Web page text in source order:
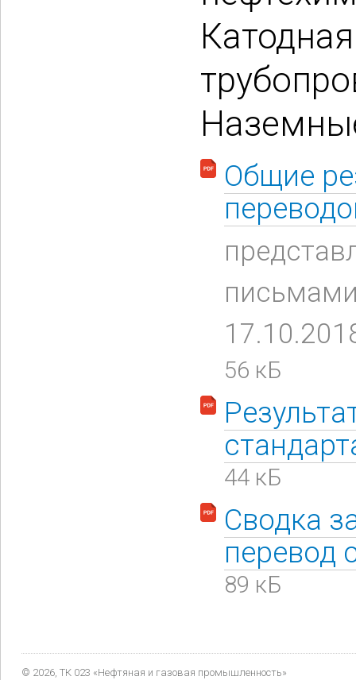
Общие
56 кБ
44 кБ
Сводка
перевод
89 кБ
© 2026, ТК 023 «Нефтяная и газовая промышленность»